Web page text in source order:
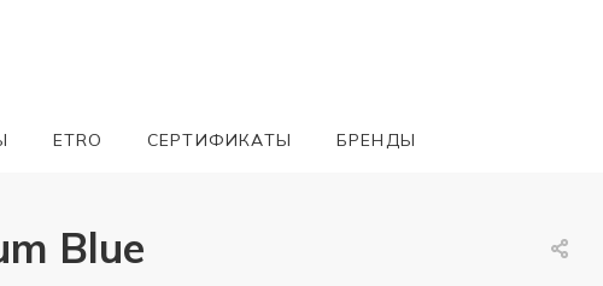
ETRO СЕРТИФИКАТЫ БРЕНДЫ
Blue